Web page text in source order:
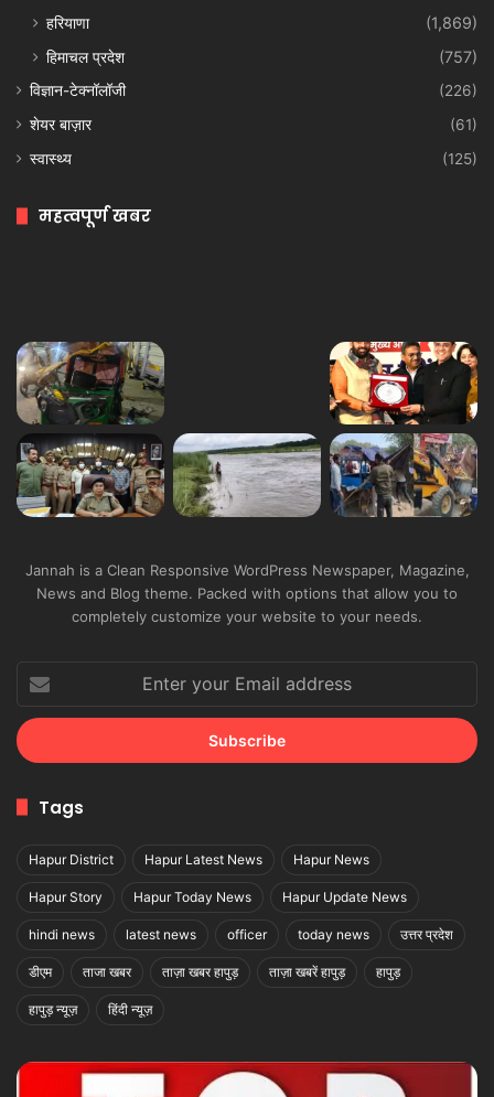
हरियाणा
(1,869)
हिमाचल प्रदेश
(757)
विज्ञान-टेक्नॉलॉजी
(226)
शेयर बाज़ार
(61)
स्वास्थ्य
(125)
महत्वपूर्ण खबर
Jannah is a Clean Responsive WordPress Newspaper, Magazine,
News and Blog theme. Packed with options that allow you to
completely customize your website to your needs.
your
Email
address
Tags
Hapur District Hapur Latest News Hapur News
Hapur Story Hapur Today News Hapur Update News
hindi news latest news officer today news उत्तर प्रदेश
डीएम ताजा खबर ताज़ा खबर हापुड़ ताज़ा खबरें हापुड़ हापुड़
हापुड़ न्यूज़ हिंदी न्यूज़